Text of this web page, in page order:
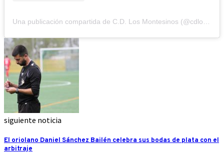
siguiente noticia
El oriolano Daniel Sánchez Bailén celebra sus bodas de plata con el
arbitraje